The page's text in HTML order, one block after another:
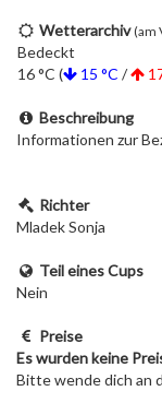
Wetterarchiv (am
Bedeckt
16 °C (
15 °C /
Beschreibung
Informationen zur
Richter
Mladek Sonja
Teil eines Cups
Nein
Preise
Es wurden keine
Bitte wende dich an